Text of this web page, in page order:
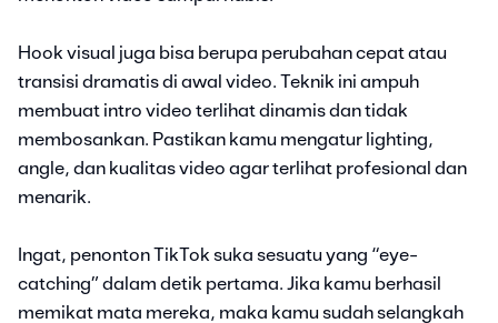
Hook visual juga bisa berupa perubahan cepat atau
transisi dramatis di awal video. Teknik ini ampuh
membuat intro video terlihat dinamis dan tidak
membosankan. Pastikan kamu mengatur lighting,
angle, dan kualitas video agar terlihat profesional dan
menarik.
Ingat, penonton TikTok suka sesuatu yang “eye-
catching” dalam detik pertama. Jika kamu berhasil
memikat mata mereka, maka kamu sudah selangkah